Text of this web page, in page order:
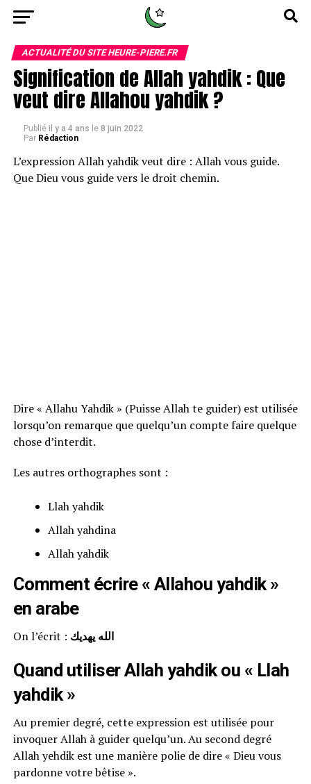
ACTUALITÉ DU SITE HEURE-PIERE.FR
Signification de Allah yahdik : Que
veut dire Allahou yahdik ?
Publié il y a 4 ans le 8 juin 2022
Par Rédaction
L’expression Allah yahdik veut dire : Allah vous guide.
Que Dieu vous guide vers le droit chemin.
Dire « Allahu Yahdik » (Puisse Allah te guider) est utilisée
lorsqu’on remarque que quelqu’un compte faire quelque
chose d’interdit.
Les autres orthographes sont :
Llah yahdik
Allah yahdina
Allah yahdik
Comment écrire « Allahou yahdik »
en arabe
On l’écrit : الله يهديك
Quand utiliser Allah yahdik ou « Llah
yahdik »
Au premier degré, cette expression est utilisée pour
invoquer Allah à guider quelqu’un. Au second degré
Allah yehdik est une manière polie de dire « Dieu vous
pardonne votre bêtise ».